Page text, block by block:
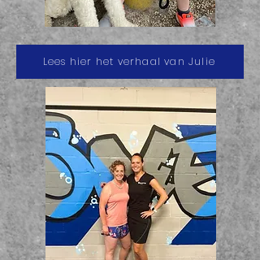
Lees hier het verhaal van Julie